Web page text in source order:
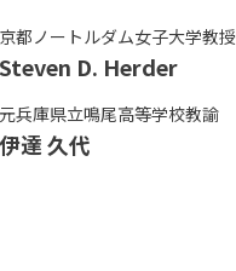
京都ノートルダム女子大学教授
Steven D. Herder
元兵庫県立鳴尾高等学校教諭
伊達 久代